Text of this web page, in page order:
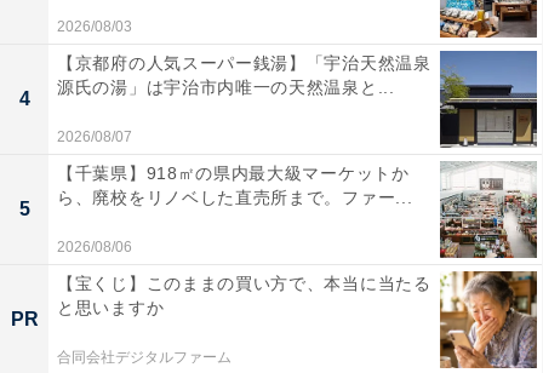
2026/08/03
4
【京都府の人気スーパー銭湯】「宇治天然温泉
源氏の湯」は宇治市内唯一の天然温泉と...
2026/08/07
5
【千葉県】918㎡の県内最大級マーケットか
ら、廃校をリノベした直売所まで。ファー...
2026/08/06
PR
【宝くじ】このままの買い方で、本当に当たる
と思いますか
合同会社デジタルファーム